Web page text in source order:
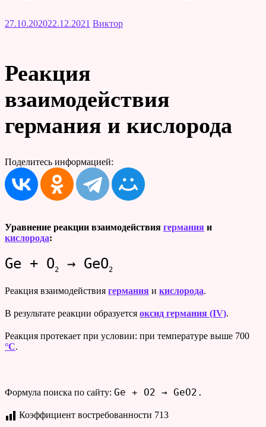
27.10.202022.12.2021 Виктор
Реакция
взаимодействия
германия и кислорода
Поделитесь информацией:
Уравнение реакции взаимодействия германия и
кислорода:
Ge + O2 → GeO2
Реакция взаимодействия германия и кислорода.
В результате реакции образуется оксид германия (IV).
Реакция протекает при условии: при температуре выше 700
°C.
Формула поиска по сайту: Ge + O2 → GeO2.
Коэффициент востребованности 713